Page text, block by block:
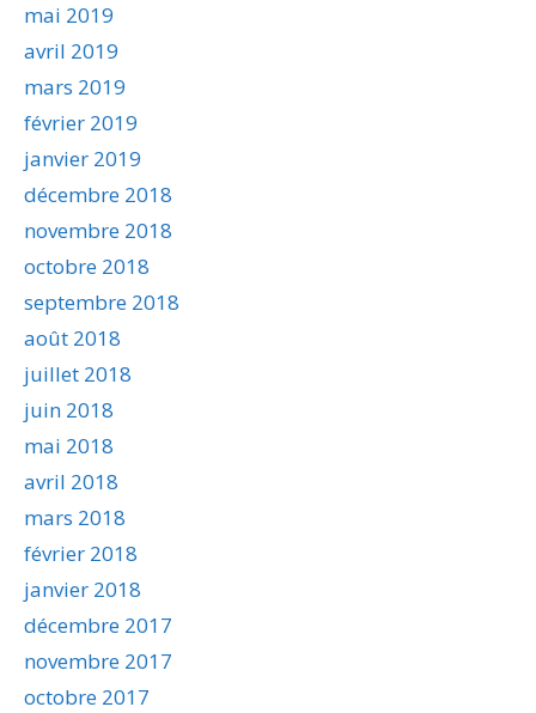
mai 2019
avril 2019
mars 2019
février 2019
janvier 2019
décembre 2018
novembre 2018
octobre 2018
septembre 2018
août 2018
juillet 2018
juin 2018
mai 2018
avril 2018
mars 2018
février 2018
janvier 2018
décembre 2017
novembre 2017
octobre 2017